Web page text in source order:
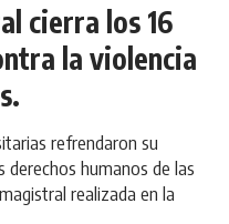
cierra los 16
la violencia
refrendaron su
humanos de las
realizada en la